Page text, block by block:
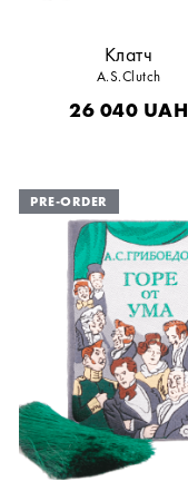
Клатч
A.S.Clutch
26 040 UAH